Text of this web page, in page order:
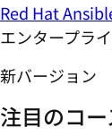
Red Hat
エンタープラ
新バージョン
注目のコ